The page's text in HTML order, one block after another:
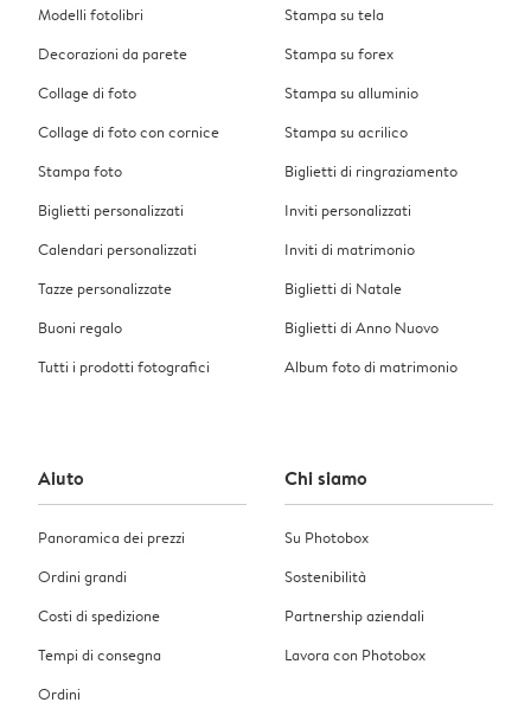
Modelli fotolibri
Decorazioni da parete
Collage di foto
Collage di foto con cornice
Stampa foto
Biglietti personalizzati
Calendari personalizzati
Tazze personalizzate
Buoni regalo
Tutti i prodotti fotografici
Stampa su tela
Stampa su forex
Stampa su alluminio
Stampa su acrilico
Biglietti di ringraziamento
Inviti personalizzati
Inviti di matrimonio
Biglietti di Natale
Biglietti di Anno Nuovo
Album foto di matrimonio
Aiuto
Panoramica dei prezzi
Ordini grandi
Costi di spedizione
Tempi di consegna
Ordini
Chi siamo
Su Photobox
Sostenibilità
Partnership aziendali
Lavora con Photobox